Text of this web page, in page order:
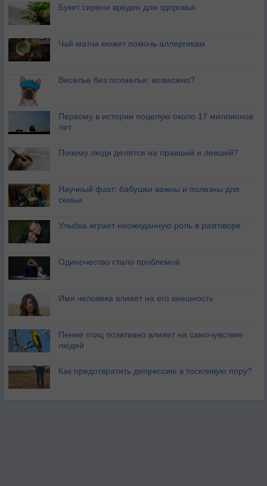
Букет сирени вреден для здоровья
Чай матча может помочь аллергикам
Веселье без похмелья: возможно?
Первому в истории поцелую около 17 миллионов
лет
Почему люди делятся на правшей и левшей?
Научный факт: бабушки важны и полезны для
семьи
Улыбка играет неожиданную роль в разговоре
Одиночество стало проблемой
Имя человека влияет на его внешность
Пение птиц позитивно влияет на самочувствие
людей
Как предотвратить депрессию в тоскливую пору?